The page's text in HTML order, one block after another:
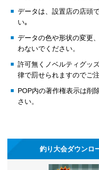
データは、設置店の店頭
い｡
データの色や形状の変更
わないでください。
許可無くノベルティグッ
律で罰せられますのでご
POP内の著作権表示は削
さい。
釣り大会ダウンロ